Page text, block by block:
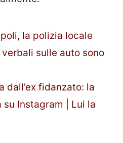
la polizia locale
sulle auto sono
dall’ex fidanzato: la
Instagram | Lui la